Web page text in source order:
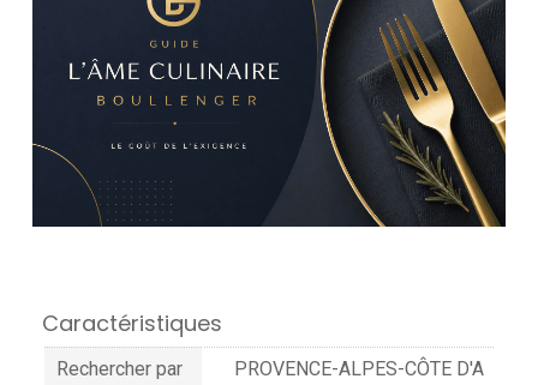
Caractéristiques
Rechercher par
PROVENCE-ALPES-CÔTE D'A